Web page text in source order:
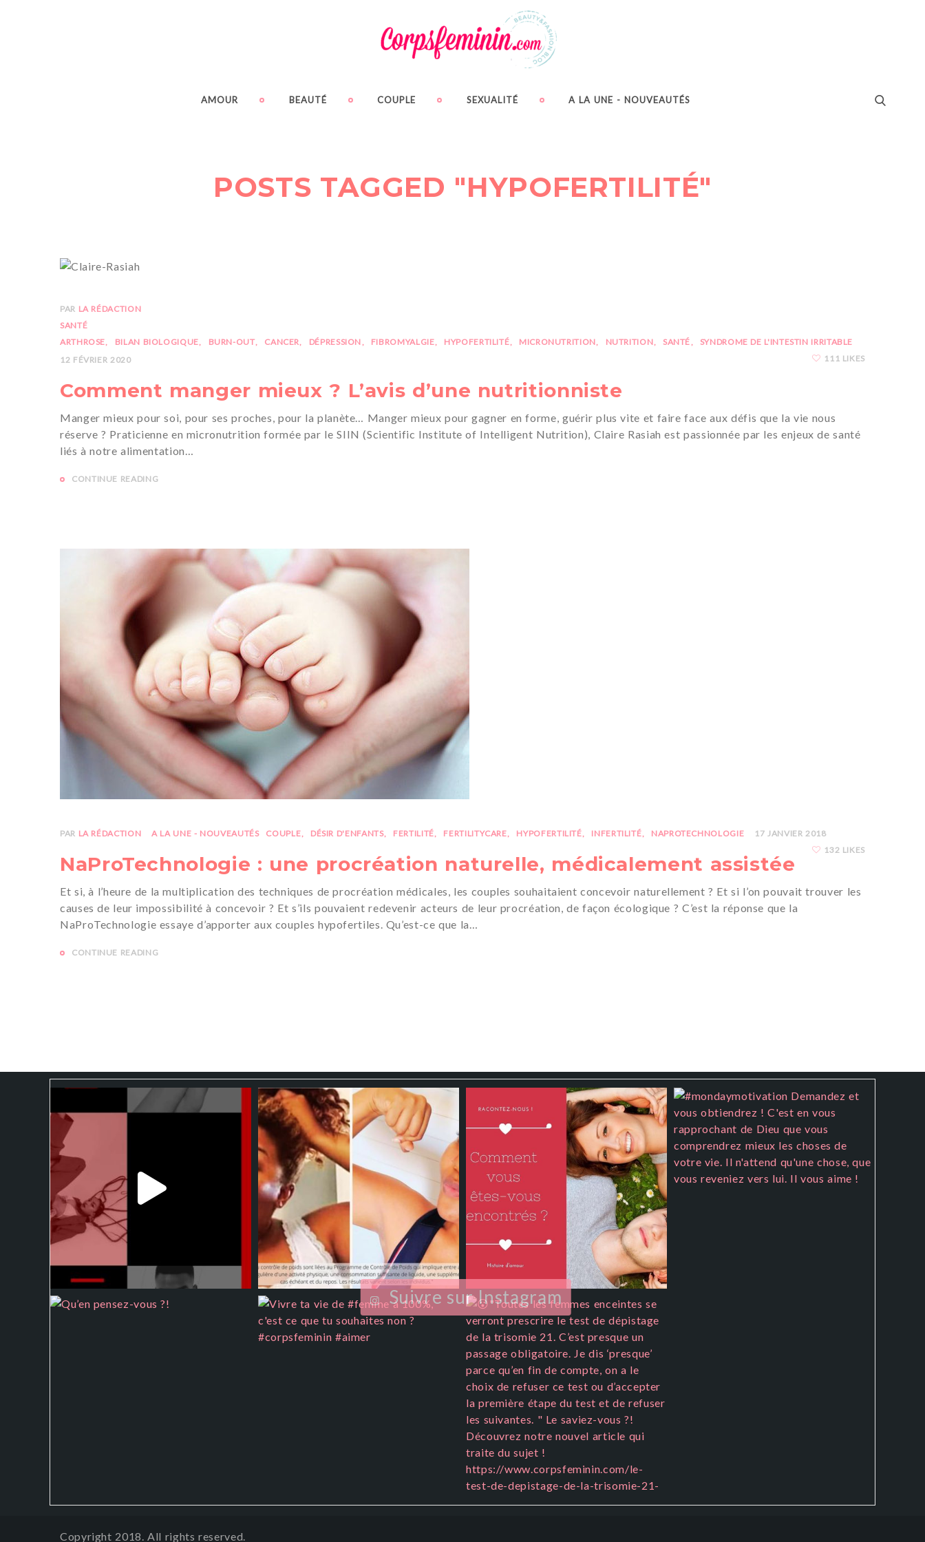
AMOUR BEAUTÉ COUPLE SEXUALITÉ A LA UNE - NOUVEAUTÉS
POSTS TAGGED "HYPOFERTILITÉ"
PAR LA RÉDACTION
SANTÉ
ARTHROSE
BILAN BIOLOGIQUE BURN-OUT CANCER DÉPRESSION FIBROMYALGIE HYPOFERTILITÉ MICRONUTRITION NUTRITION SANTÉ
SYNDROME DE L'INTESTIN IRRITABLE
12 FÉVRIER 2020
111 LIKES
Comment manger mieux ? L’avis d’une nutritionniste
Manger mieux pour soi, pour ses proches, pour la planète… Manger mieux pour gagner en forme, guérir plus vite et faire face aux défis que la vie nous
réserve ? Praticienne en micronutrition formée par le SIIN (Scientific Institute of Intelligent Nutrition), Claire Rasiah est passionnée par les enjeux de santé
liés à notre alimentation…
CONTINUE READING
PAR LA RÉDACTION A LA UNE - NOUVEAUTÉS COUPLE DÉSIR D'ENFANTS FERTILITÉ FERTILITYCARE HYPOFERTILITÉ INFERTILITÉ NAPROTECHNOLOGIE
17 JANVIER 2018
132 LIKES
NaProTechnologie : une procréation naturelle, médicalement assistée
Et si, à l’heure de la multiplication des techniques de procréation médicales, les couples souhaitaient concevoir naturellement ? Et si l’on pouvait trouver les
causes de leur impossibilité à concevoir ? Et s’ils pouvaient redevenir acteurs de leur procréation, de façon écologique ? C’est la réponse que la
NaProTechnologie essaye d’apporter aux couples hypofertiles. Qu’est-ce que la…
CONTINUE READING
Suivre sur Instagram
Copyright 2018. All rights reserved.